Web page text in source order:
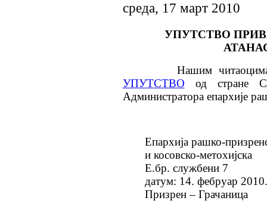
среда, 17 март 2010
УПУТСТВО
Нашим читаоцима
УПУТСТВО од стране
Администратора епархије
Епархија рашко-
и косовско-метохијска
Е.бр. службени 7
датум: 14. фебруар
Призрен – Грачаница